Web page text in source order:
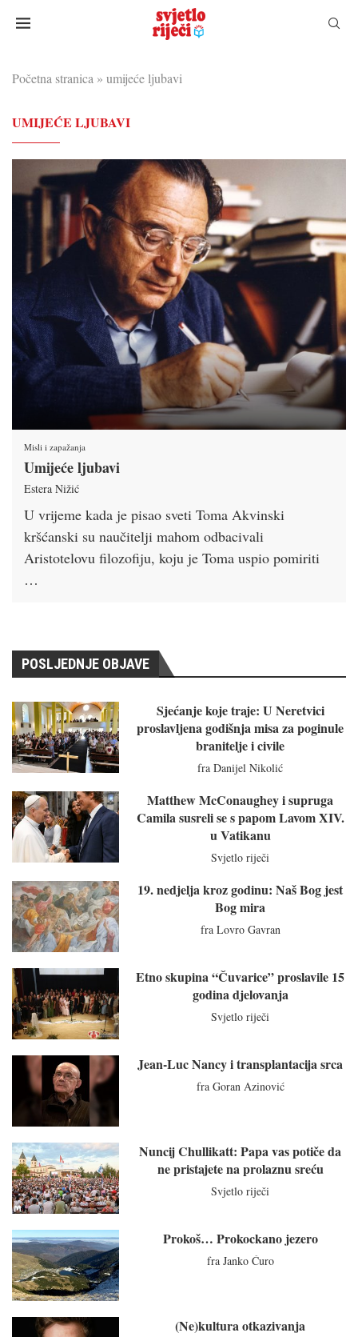
Početna stranica » umijeće ljubavi
UMIJEĆE LJUBAVI
Misli i zapažanja
Umijeće ljubavi
Estera Nižić
U vrijeme kada je pisao sveti Toma Akvinski
kršćanski su naučitelji mahom odbacivali
Aristotelovu filozofiju, koju je Toma uspio pomiriti
…
POSLJEDNJE OBJAVE
Sjećanje koje traje: U Neretvici
proslavljena godišnja misa za poginule
branitelje i civile
fra Danijel Nikolić
Matthew McConaughey i supruga
Camila susreli se s papom Lavom XIV.
u Vatikanu
Svjetlo riječi
19. nedjelja kroz godinu: Naš Bog jest
Bog mira
fra Lovro Gavran
Etno skupina “Čuvarice” proslavile 15
godina djelovanja
Svjetlo riječi
Jean-Luc Nancy i transplantacija srca
fra Goran Azinović
Nuncij Chullikatt: Papa vas potiče da
ne pristajete na prolaznu sreću
Svjetlo riječi
Prokoš… Prokockano jezero
fra Janko Ćuro
(Ne)kultura otkazivanja